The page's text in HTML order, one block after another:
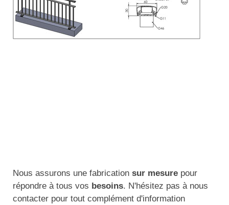
Nous assurons une fabrication sur mesure pour
répondre à tous vos besoins. N'hésitez pas à nous
contacter pour tout complément d'information